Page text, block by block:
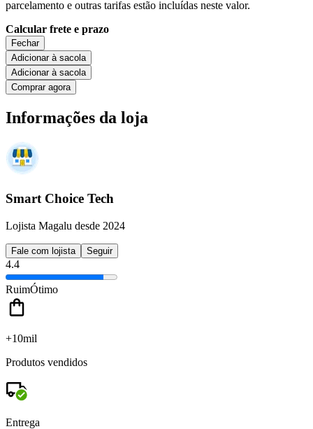
parcelamento e outras tarifas estão incluídas neste valor.
Calcular frete e prazo
Fechar
Adicionar à sacola
Adicionar à sacola
Comprar agora
Informações da loja
Smart Choice Tech
Lojista Magalu desde 2024
Fale com lojista Seguir
4.4
RuimÓtimo
+10mil
Produtos vendidos
Entrega